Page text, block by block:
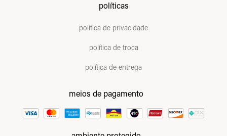
políticas
política de privacidade
política de troca
política de entrega
meios de pagamento